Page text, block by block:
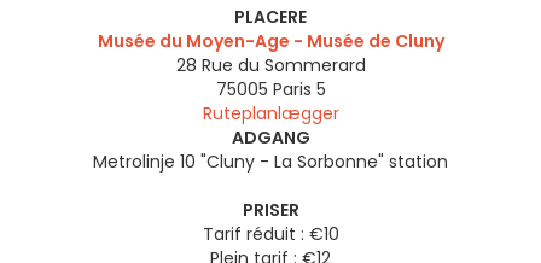
PLACERE
Musée du Moyen-Age - Musée de Cluny
28 Rue du Sommerard
75005 Paris 5
Ruteplanlægger
ADGANG
Metrolinje 10 "Cluny - La Sorbonne" station
PRISER
Tarif réduit : €10
Plein tarif : €12